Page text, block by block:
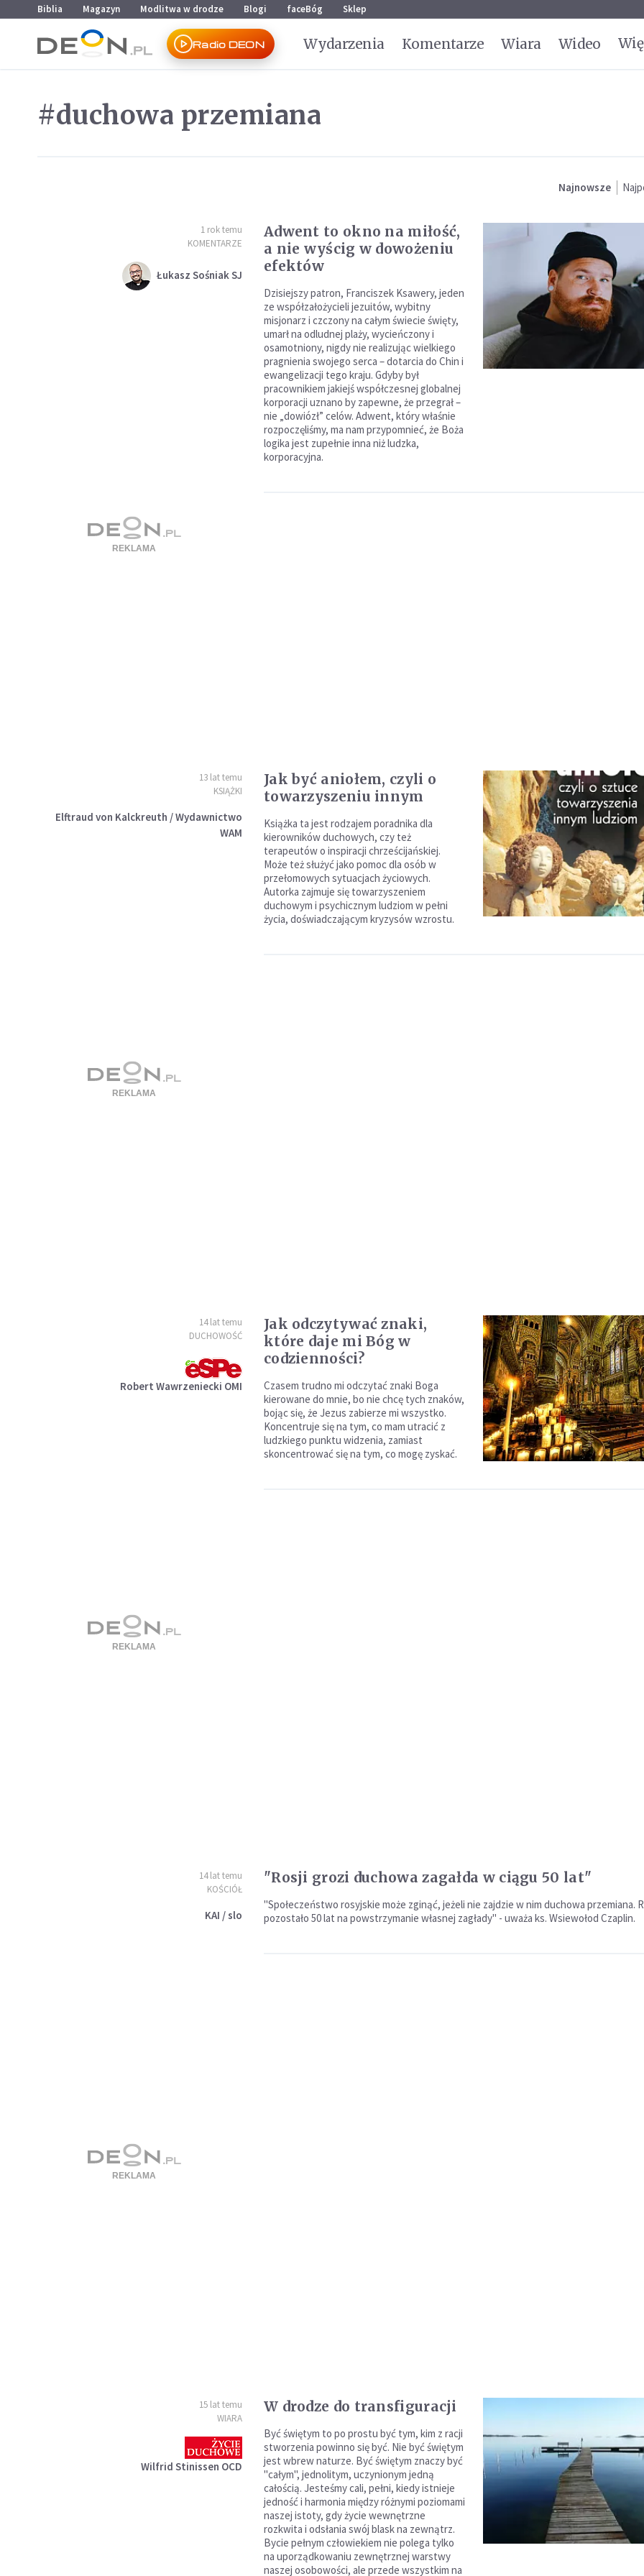
Przejdź do menu głównego
Przejdź do treści
Biblia Magazyn Modlitwa w drodze Blogi faceBóg Sklep
Radio DEON Wydarzenia Komentarze Wiara Wideo
#duchowa przemiana
Najnowsze
1 rok temu
KOMENTARZE
Łukasz Sośniak SJ
Adwent to okno na miłość,
a nie wyścig w dowożeniu
efektów
Dzisiejszy patron, Franciszek Ksawery, jeden
ze współzałożycieli jezuitów, wybitny
misjonarz i czczony na całym świecie święty,
umarł na odludnej plaży, wycieńczony i
osamotniony, nigdy nie realizując wielkiego
pragnienia swojego serca – dotarcia do Chin i
ewangelizacji tego kraju. Gdyby był
pracownikiem jakiejś współczesnej globalnej
korporacji uznano by zapewne, że przegrał –
nie „dowiózł” celów. Adwent, który właśnie
rozpoczęliśmy, ma nam przypomnieć, że Boża
logika jest zupełnie inna niż ludzka,
korporacyjna.
13 lat temu
KSIĄŻKI
Elftraud von Kalckreuth / Wydawnictwo
WAM
Jak być aniołem, czyli o
towarzyszeniu innym
Książka ta jest rodzajem poradnika dla
kierowników duchowych, czy też
terapeutów o inspiracji chrześcijańskiej.
Może też służyć jako pomoc dla osób w
przełomowych sytuacjach życiowych.
Autorka zajmuje się towarzyszeniem
duchowym i psychicznym ludziom w pełni
życia, doświadczającym kryzysów wzrostu.
14 lat temu
DUCHOWOŚĆ
Robert Wawrzeniecki OMI
Jak odczytywać znaki,
które daje mi Bóg w
codzienności?
Czasem trudno mi odczytać znaki Boga
kierowane do mnie, bo nie chcę tych znaków,
bojąc się, że Jezus zabierze mi wszystko.
Koncentruje się na tym, co mam utracić z
ludzkiego punktu widzenia, zamiast
skoncentrować się na tym, co mogę zyskać.
14 lat temu
KOŚCIÓŁ
KAI / slo
"Rosji grozi duchowa zagałda w ciągu 50 lat"
"Społeczeństwo rosyjskie może zginąć, jeżeli nie zajdzie w nim duchowa przemiana.
pozostało 50 lat na powstrzymanie własnej zagłady" - uważa ks. Wsiewołod Czaplin.
15 lat temu
WIARA
Wilfrid Stinissen OCD
W drodze do transfiguracji
Być świętym to po prostu być tym, kim z racji
stworzenia powinno się być. Nie być świętym
jest wbrew naturze. Być świętym znaczy być
"całym", jednolitym, uczynionym jedną
całością. Jesteśmy cali, pełni, kiedy istnieje
jedność i harmonia między różnymi poziomami
naszej istoty, gdy życie wewnętrzne
rozkwita i odsłania swój blask na zewnątrz.
Bycie pełnym człowiekiem nie polega tylko
na uporządkowaniu zewnętrznej warstwy
naszej osobowości, ale przede wszystkim na